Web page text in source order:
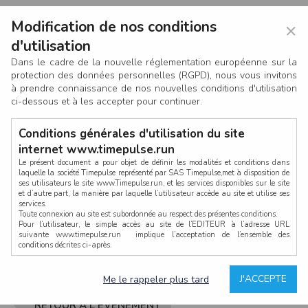
CONNEXION
RETOUR À L'ÉVÈNEMENT
×
Modification de nos conditions
d'utilisation
Dans le cadre de la nouvelle réglementation européenne sur la
protection des données personnelles (RGPD), nous vous invitons
à prendre connaissance de nos nouvelles conditions d'utilisation
ci-dessous et à les accepter pour continuer.
Conditions générales d'utilisation du site
internet www.timepulse.run
Le présent document a pour objet de définir les modalités et conditions dans
laquelle la société Timepulse représenté par SAS Timepulse,met à disposition de
ses utilisateurs le site www.Timepulse.run, et les services disponibles sur le site
et d’autre part, la manière par laquelle l’utilisateur accède au site et utilise ses
services.
Toute connexion au site est subordonnée au respect des présentes conditions.
Pour l’utilisateur, le simple accès au site de l’EDITEUR à l’adresse URL
suivante www.timepulse.run implique l’acceptation de l’ensemble des
conditions décrites ci-après.
La structure générale du site www.timepulse.run, par quelque procédé que ce
soit, sans l'autorisation préalable et par écrit de Fourcherot Mickael et/ou de ses
J'ACCEPTE
Me le rappeler plus tard